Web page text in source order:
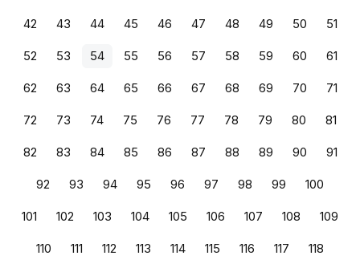
42 43 44 45 46 47 48 49 50 51
52 53 54 55 56 57 58 59 60 61
62 63 64 65 66 67 68 69 70 71
72 73 74 75 76 77 78 79 80 81
82 83 84 85 86 87 88 89 90 91
92 93 94 95 96 97 98 99 100
101 102 103 104 105 106 107 108 109
110 111 112 113 114 115 116 117 118